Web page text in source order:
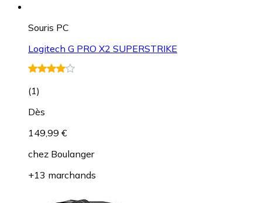
Souris PC
Logitech G PRO X2 SUPERSTRIKE
(1)
Dès
149,99 €
chez Boulanger
+13 marchands